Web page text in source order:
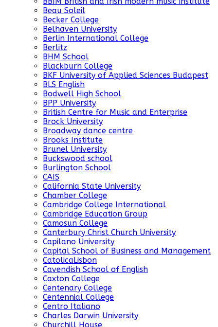
Beau Soleil
Becker College
Belhaven University
Berlin International College
Berlitz
BHM School
Blackburn College
BKF University of Applied Sciences Budapest
BLS English
Bodwell High School
BPP University
British Centre for Music and Enterprise
Brock University
Broadway dance centre
Brooks Institute
Brunel University
Buckswood school
Burlington School
CAIS
California State University
Chamber College
Cambridge College International
Cambridge Education Group
Camosun College
Canterbury Christ Church University
Capilano University
Capital School of Business and Management
CatolicaLisbon
Cavendish School of English
Caxton College
Centenary College
Centennial College
Centro Italiano
Charles Darwin University
Churchill House